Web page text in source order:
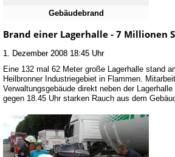
Gebäudebrand
Brand einer Lagerhalle - 7 Millionen
1. Dezember 2008 18:45 Uhr
Eine 132 mal 62 Meter große Lagerhalle stand
Heilbronner Industriegebiet in Flammen.
Verwaltungsgebäude direkt neben der
gegen 18.45 Uhr starken Rauch aus dem